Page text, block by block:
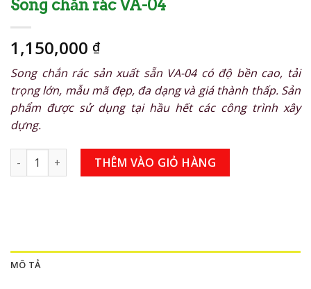
Song chắn rác VA-04
1,150,000 ₫
Song chắn rác sản xuất sẵn VA-04 có độ bền cao, tải
trọng lớn, mẫu mã đẹp, đa dạng và giá thành thấp. Sản
phẩm được sử dụng tại hầu hết các công trình xây
dựng.
Song chắn rác VA-04 số lượngTHÊM VÀO GIỎ HÀNG
MÔ TẢ